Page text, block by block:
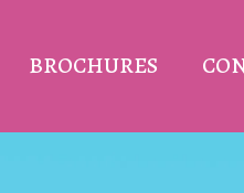
BROCHURES